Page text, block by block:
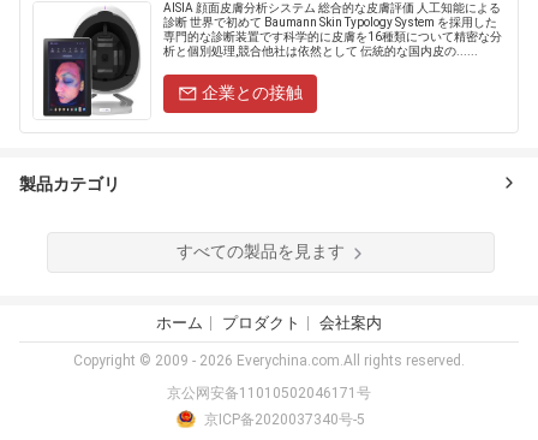
AISIA 顔面皮膚分析システム 総合的な皮膚評価 人工知能による
診断 世界で初めて Baumann Skin Typology System を採用した
専門的な診断装置です科学的に皮膚を16種類について精密な分
析と個別処理,競合他社は依然として 伝統的な国内皮の......
企業との接触
製品カテゴリ
すべての製品を見ます
ホーム プロダクト 会社案内
Copyright © 2009 - 2026 Everychina.com.All rights reserved.
京公网安备11010502046171号
京ICP备2020037340号-5